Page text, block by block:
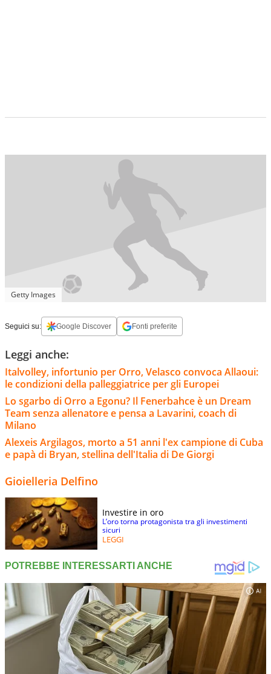
Getty Images
Seguici su: Google Discover Fonti preferite
Leggi anche:
Italvolley, infortunio per Orro, Velasco convoca Allaoui:
le condizioni della palleggiatrice per gli Europei
Lo sgarbo di Orro a Egonu? Il Fenerbahce è un Dream
Team senza allenatore e pensa a Lavarini, coach di
Milano
Alexeis Argilagos, morto a 51 anni l'ex campione di Cuba
e papà di Bryan, stellina dell'Italia di De Giorgi
Gioielleria Delfino
Investire in oro
L’oro torna protagonista tra gli investimenti
sicuri
LEGGI